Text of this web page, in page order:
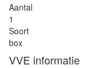
Aantal
1
Soort
box
VVE informatie